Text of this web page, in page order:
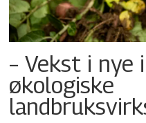
– Vekst i nye
økologiske